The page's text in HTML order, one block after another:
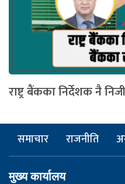
राष्ट्र बैंकका निर्देशक नै
समाचार राजनीति
मुख्य कार्यालय